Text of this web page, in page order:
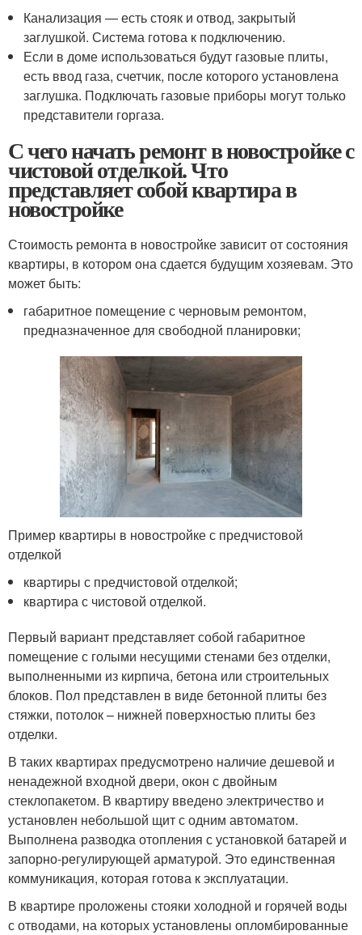
Канализация — есть стояк и отвод, закрытый
заглушкой. Система готова к подключению.
Если в доме использоваться будут газовые плиты,
есть ввод газа, счетчик, после которого установлена
заглушка. Подключать газовые приборы могут только
представители горгаза.
С чего начать ремонт в новостройке с
чистовой отделкой. Что
представляет собой квартира в
новостройке
Стоимость ремонта в новостройке зависит от состояния
квартиры, в котором она сдается будущим хозяевам. Это
может быть:
габаритное помещение с черновым ремонтом,
предназначенное для свободной планировки;
Пример квартиры в новостройке с предчистовой
отделкой
квартиры с предчистовой отделкой;
квартира с чистовой отделкой.
Первый вариант представляет собой габаритное
помещение с голыми несущими стенами без отделки,
выполненными из кирпича, бетона или строительных
блоков. Пол представлен в виде бетонной плиты без
стяжки, потолок – нижней поверхностью плиты без
отделки.
В таких квартирах предусмотрено наличие дешевой и
ненадежной входной двери, окон с двойным
стеклопакетом. В квартиру введено электричество и
установлен небольшой щит с одним автоматом.
Выполнена разводка отопления с установкой батарей и
запорно-регулирующей арматурой. Это единственная
коммуникация, которая готова к эксплуатации.
В квартире проложены стояки холодной и горячей воды
с отводами, на которых установлены опломбированные